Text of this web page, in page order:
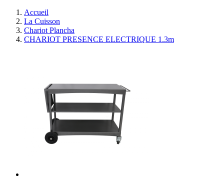
Accueil
La Cuisson
Chariot Plancha
CHARIOT PRESENCE ELECTRIQUE 1.3m